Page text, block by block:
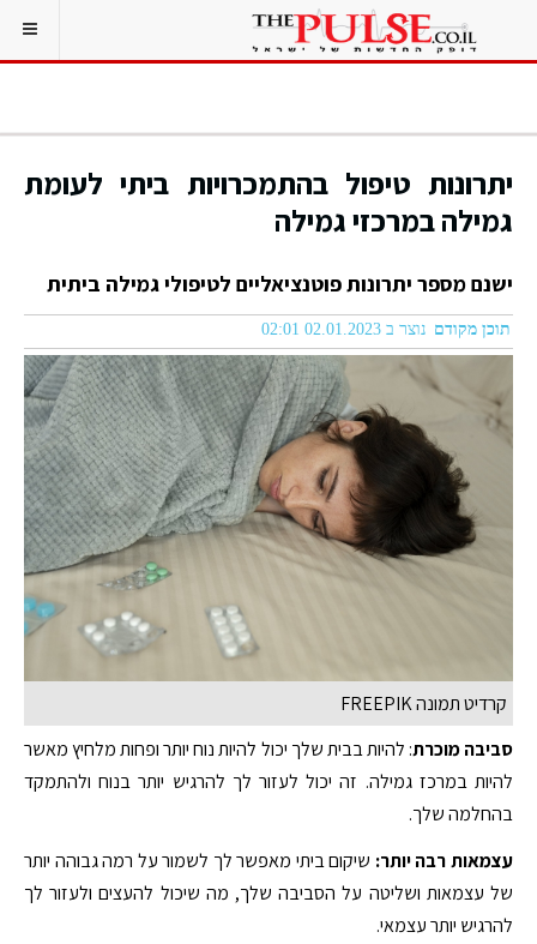
יתרונות טיפול בהתמכרויות ביתי לעומת
גמילה במרכזי גמילה
ישנם מספר יתרונות פוטנציאליים לטיפולי גמילה ביתית
תוכן מקודם נוצר ב 02.01.2023 02:01
קרדיט תמונה FREEPIK
סביבה מוכרת: להיות בבית שלך יכול להיות נוח יותר ופחות מלחיץ מאשר
להיות במרכז גמילה. זה יכול לעזור לך להרגיש יותר בנוח ולהתמקד
בהחלמה שלך.
עצמאות רבה יותר: שיקום ביתי מאפשר לך לשמור על רמה גבוהה יותר
של עצמאות ושליטה על הסביבה שלך, מה שיכול להעצים ולעזור לך
להרגיש יותר עצמאי.